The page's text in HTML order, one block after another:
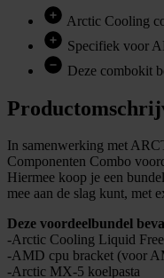
Arctic Cooling
Specifiek voor
Deze combokit
In samenwerking met
Componenten Combo
Hiermee koop je een
mee aan de slag kunt, met
Deze voordeelbundel
-Arctic Cooling Liquid
-AMD cpu bracket (voor
-Arctic MX-5 koelpasta